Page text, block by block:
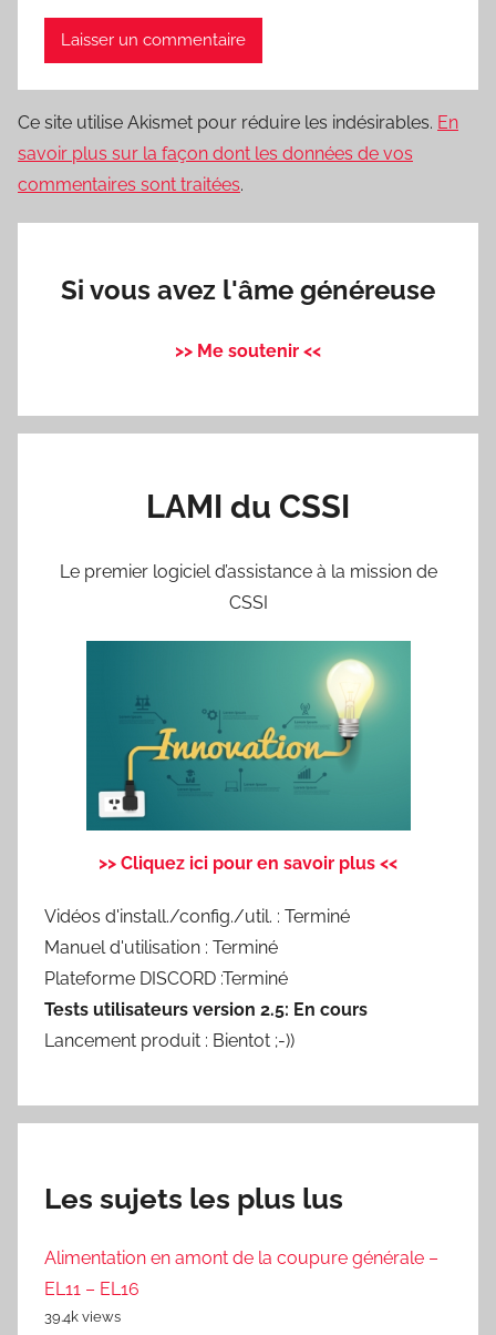
Ce site utilise Akismet pour réduire les indésirables. En
savoir plus sur la façon dont les données de vos
commentaires sont traitées.
Si vous avez l'âme généreuse
>> Me soutenir <<
LAMI du CSSI
Le premier logiciel d’assistance à la mission de
CSSI
>> Cliquez ici pour en savoir plus <<
Vidéos d'install./config./util. : Terminé
Manuel d'utilisation : Terminé
Plateforme DISCORD :Terminé
Tests utilisateurs version 2.5: En cours
Lancement produit : Bientot ;-))
Les sujets les plus lus
Alimentation en amont de la coupure générale –
EL11 – EL16
39.4k views